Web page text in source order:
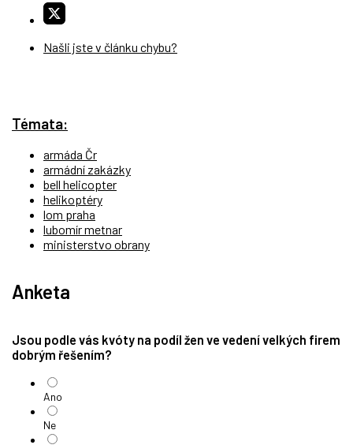
Našli jste v článku chybu?
Témata:
armáda Čr
armádní zakázky
bell helicopter
helikoptéry
lom praha
lubomír metnar
ministerstvo obrany
Anketa
Jsou podle vás kvóty na podíl žen ve vedení velkých firem
dobrým řešením?
Ano
Ne